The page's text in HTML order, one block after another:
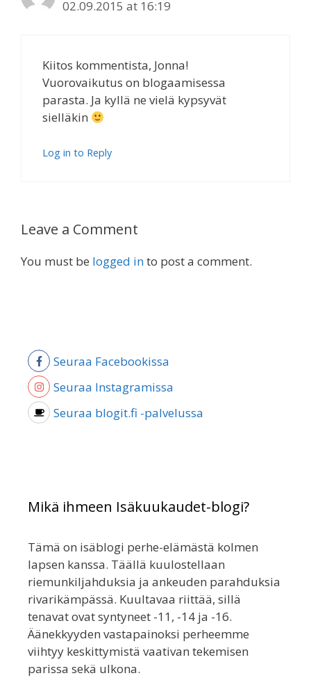
02.09.2015 at 16:19
Kiitos kommentista, Jonna!
Vuorovaikutus on blogaamisessa
parasta. Ja kyllä ne vielä kypsyvät
sielläkin
Log in to Reply
Leave a Comment
You must be logged into post a comment.
Seuraa Facebookissa
Seuraa Instagramissa
Seuraa blogit.fi -palvelussa
Mikä ihmeen Isäkuukaudet-blogi?
Tämä on isäblogi perhe-elämästä kolmen
lapsen kanssa. Täällä kuulostellaan
riemunkiljahduksia ja ankeuden parahduksia
rivarikämpässä. Kuultavaa riittää, sillä
tenavat ovat syntyneet -11, -14 ja -16.
Äänekkyyden vastapainoksi perheemme
viihtyy keskittymistä vaativan tekemisen
parissa sekä ulkona.